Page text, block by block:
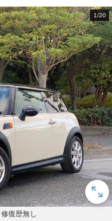
1/20
復歴無し